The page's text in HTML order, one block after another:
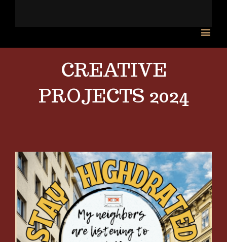
CREATIVE
PROJECTS 2024
View
Larger
Image